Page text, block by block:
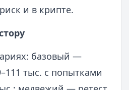
и в крипте.
базовый —
тыс. с попытками